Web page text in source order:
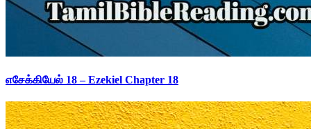
எசேக்கியேல் 18 – Ezekiel Chapter 18